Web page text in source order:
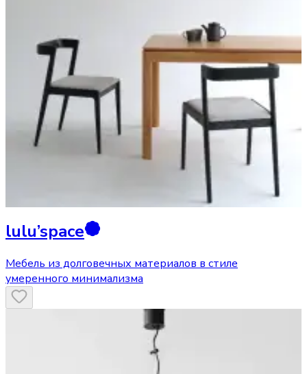
lulu’space
Мебель из долговечных материалов в стиле
умеренного минимализма